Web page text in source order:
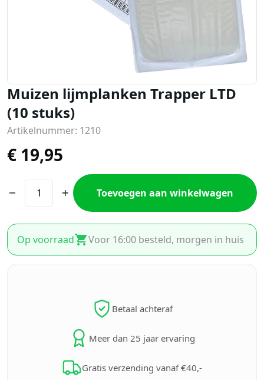
Muizen lijmplanken Trapper LTD
(10 stuks)
Artikelnummer: 1210
€ 19,95
Toevoegen aan winkelwagen
Op voorraad Voor 16:00 besteld, morgen in huis
Betaal achteraf
Meer dan 25 jaar ervaring
Gratis verzending vanaf €40,-